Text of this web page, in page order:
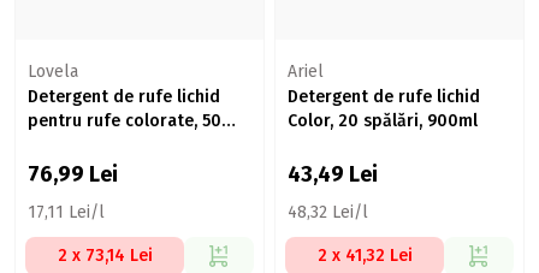
Lovela
Detergent de rufe lichid
pentru rufe colorate, 50
76,99 Lei
17,11 Lei/l
2 x 73,14 Lei
Ariel
Detergent de rufe lichid
Color, 20 spălări, 900ml
43,49 Lei
48,32 Lei/l
2 x 41,32 Lei